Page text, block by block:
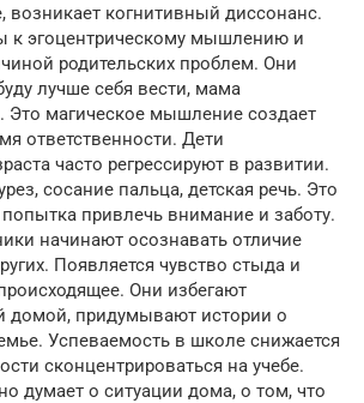
возникает когнитивный диссонанс.
эгоцентрическому мышлению и
родительских проблем. Они
лучше себя вести, мама
Это магическое мышление создает
ответственности. Дети
часто регрессируют в развитии.
сосание пальца, детская речь. Это
попытка привлечь внимание и заботу.
начинают осознавать отличие
Появляется чувство стыда и
Они избегают
домой, придумывают истории о
Успеваемость в школе снижается
сконцентрироваться на учебе.
думает о ситуации дома, о том, что